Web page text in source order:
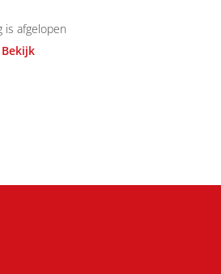
is afgelopen
Bekijk